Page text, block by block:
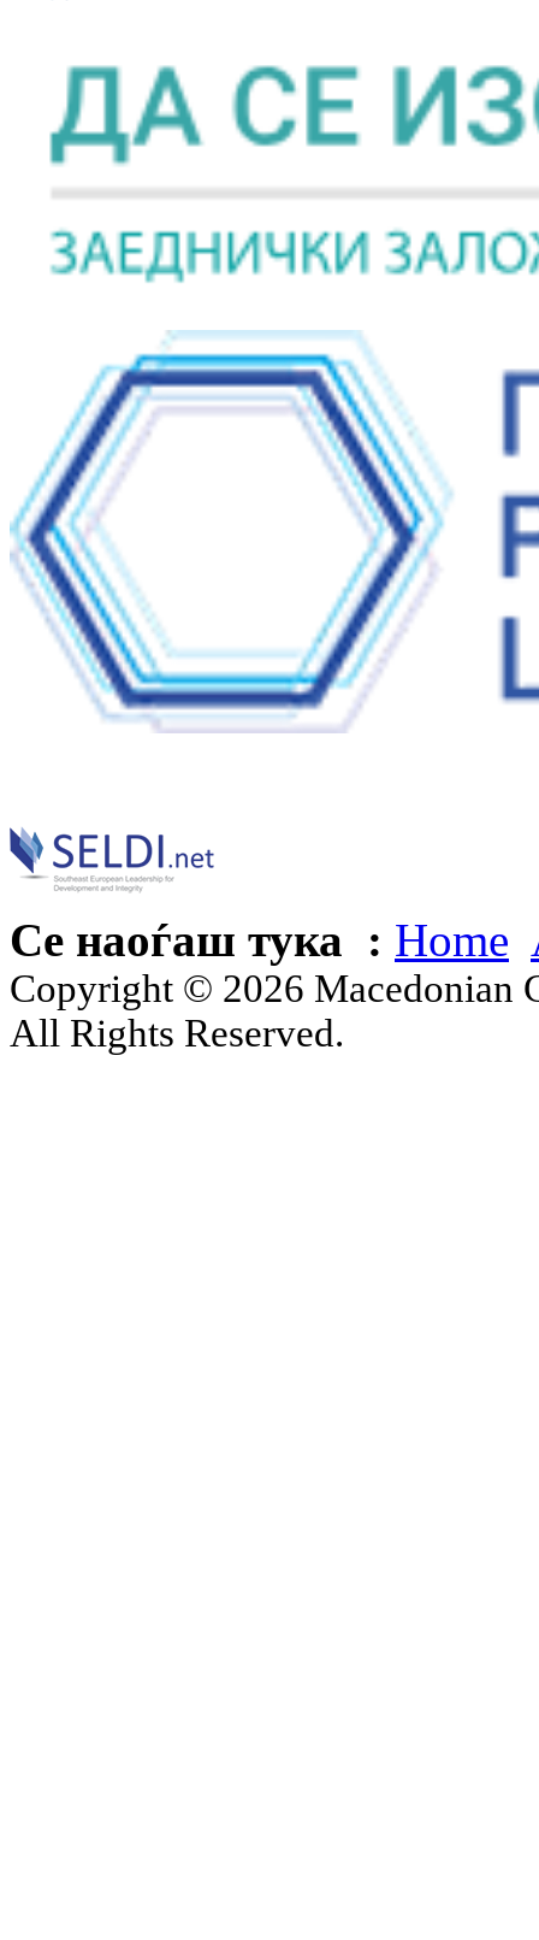
Се наоѓаш тука : Home
Copyright © 2026 Macedonian
All Rights Reserved.